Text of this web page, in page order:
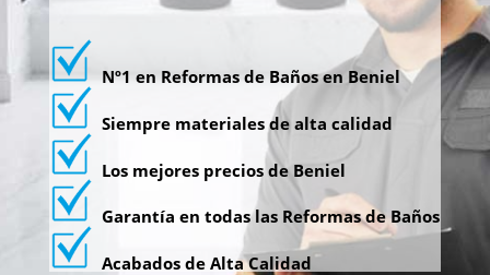
Nº1 en Reformas de Baños en Beniel
Siempre materiales de alta calidad
Los mejores precios de Beniel
Garantía en todas las Reformas de Baños
Acabados de Alta Calidad